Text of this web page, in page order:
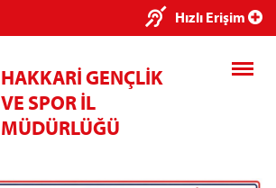
Hızlı Erişim
HAKKARİ GENÇLİK
VE SPOR İL
MÜDÜRLÜĞÜ